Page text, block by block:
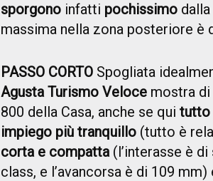
sporgono infatti pochissimo
massima nella zona posteriore è
PASSO CORTO Spogliata
Agusta Turismo Veloce mostra
800 della Casa, anche se qui tutto
impiego più tranquillo (tutto è
corta e compatta(l’interasse è di
class, e l’avancorsa è di 109 mm)